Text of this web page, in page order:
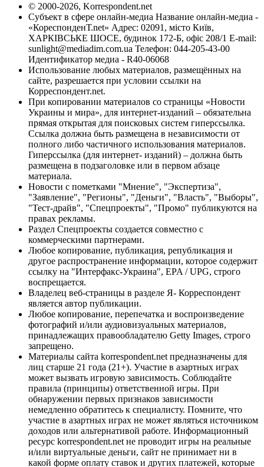
© 2000-2026, Korrespondent.net
Субъект в сфере онлайн-медиа Название онлайн-медиа -
«КореспонденТ.net» Адрес: 02091, місто Київ,
ХАРКІВСЬКЕ ШОСЕ, будинок 172-Б, офіс 208/1 E-mail:
sunlight@mediadim.com.ua Телефон: 044-205-43-00
Идентификатор медиа - R40-06068
Использование любых материалов, размещённых на
сайте, разрешается при условии ссылки на
Корреспондент.net.
При копировании материалов со страницы «Новости
Украины и мира», для интернет-изданий – обязательна
прямая открытая для поисковых систем гиперссылка.
Ссылка должна быть размещена в независимости от
полного либо частичного использования материалов.
Гиперссылка (для интернет- изданий) – должна быть
размещена в подзаголовке или в первом абзаце
материала.
Новости с пометками "Мнение", "Экспертиза",
"Заявление", "Регионы", "Деньги", "Власть", "Выборы",
"Тест-драйв", "Спецпроекты", "Промо" публикуются на
правах рекламы.
Раздел Спецпроекты создается совместно с
коммерческими партнерами.
Любое копирование, публикация, републикация и
другое распространение информации, которое содержит
ссылку на "Интерфакс-Украина", EPA / UPG, строго
воспрещается.
Владелец веб-страницы в разделе Я- Корреспондент
является автор публикации.
Любое копирование, перепечатка и воспроизведение
фотографий и/или аудиовизуальных материалов,
принадлежащих правообладателю Getty Images, строго
запрещено.
Материалы сайта korrespondent.net предназначены для
лиц старше 21 года (21+). Участие в азартных играх
может вызвать игровую зависимость. Соблюдайте
правила (принципы) ответственной игры. При
обнаружении первых признаков зависимости
немедленно обратитесь к специалисту. Помните, что
участие в азартных играх не может являться источником
доходов или альтернативой работе. Информационный
ресурс korrespondent.net не проводит игры на реальные
и/или виртуальные деньги, сайт не принимает ни в
какой форме оплату ставок и других платежей, которые